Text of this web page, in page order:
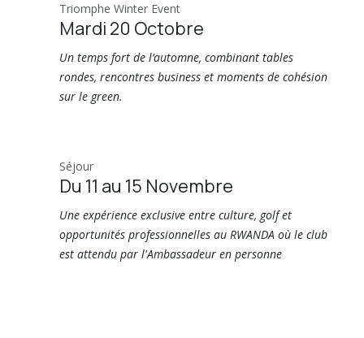
Triomphe Winter Event
Mardi 20 Octobre
Un temps fort de l’automne, combinant tables
rondes, rencontres business et moments de cohésion
sur le green.
Séjour
Du 11 au 15 Novembre
Une expérience exclusive entre culture, golf et
opportunités professionnelles au RWANDA où le club
est attendu par l'Ambassadeur en personne